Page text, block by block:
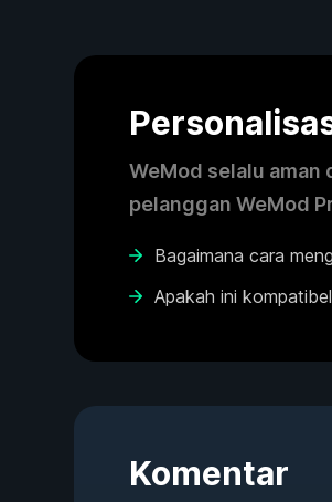
WeMod selalu
pelanggan WeMod
Bagaimana cara
Apakah ini
Komentar